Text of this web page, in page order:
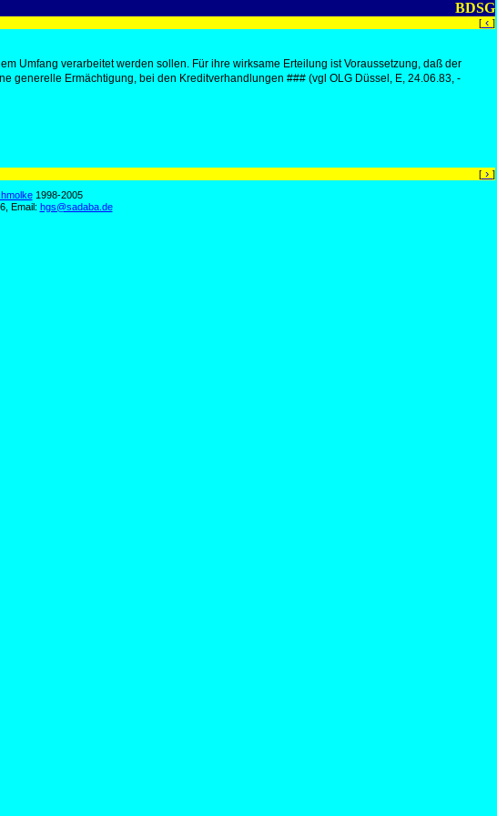
BDSG
[ ‹ ]
Umfang verarbeitet werden sollen. Für ihre wirksame Erteilung ist Voraussetzung, daß der
generelle Ermächtigung, bei den Kreditverhandlungen ### (vgl OLG Düssel, E, 24.06.83, -
[ › ]
1998-2005
Email: hgs@sadaba.de